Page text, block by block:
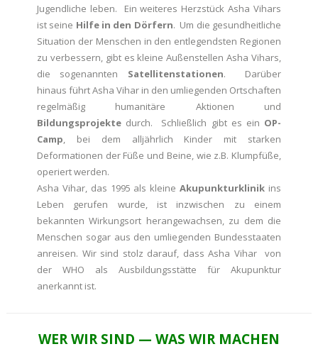
Jugendliche leben. Ein weiteres Herzstück Asha Vihars
ist seine Hilfe in den Dörfern. Um die gesundheitliche
Situation der Menschen in den entlegendsten Regionen
zu verbessern, gibt es kleine Außenstellen Asha Vihars,
die sogenannten Satellitenstationen. Darüber
hinaus führt Asha Vihar in den umliegenden Ortschaften
regelmäßig humanitäre Aktionen und
Bildungsprojektedurch. Schließlich gibt es ein OP-
Camp, bei dem alljährlich Kinder mit starken
Deformationen der Füße und Beine, wie z.B. Klumpfüße,
operiert werden.
Asha Vihar, das 1995 als kleineAkupunkturklinik ins
Leben gerufen wurde, ist inzwischen zu einem
bekannten Wirkungsort herangewachsen, zu dem die
Menschen sogar aus den umliegenden Bundesstaaten
anreisen. Wir sind stolz darauf, dass Asha Vihar von
der WHO als Ausbildungsstätte für Akupunktur
anerkannt ist.
WER WIR SIND — WAS WIR MACHEN